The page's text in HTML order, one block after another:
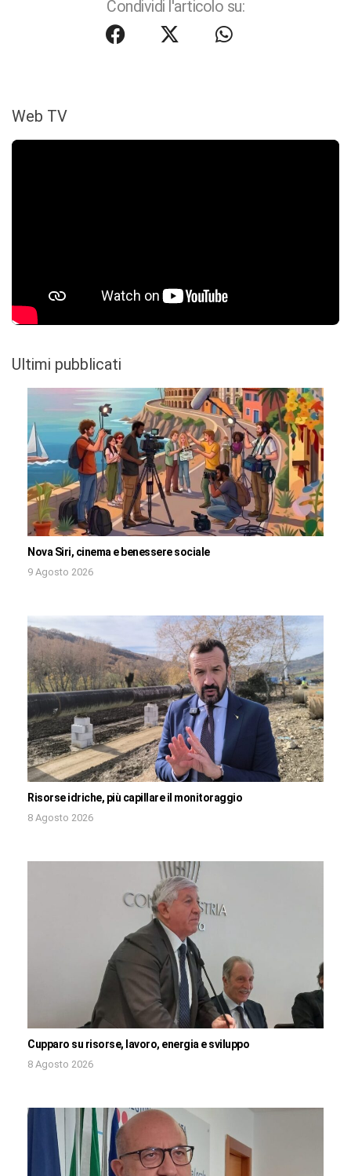
Condividi l'articolo su:
Web TV
Ultimi pubblicati
Nova Siri, cinema e benessere sociale
9 Agosto 2026
Risorse idriche, più capillare il monitoraggio
8 Agosto 2026
Cupparo su risorse, lavoro, energia e sviluppo
8 Agosto 2026